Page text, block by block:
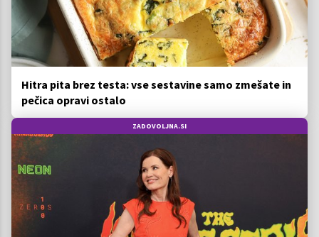
Hitra pita brez testa: vse sestavine samo zmešate in
pečica opravi ostalo
ZADOVOLJNA.SI